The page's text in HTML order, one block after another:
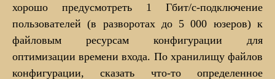
хорошо предусмотреть 1 Гбит/с-подключение
пользователей (в разворотах до 5 000 юзеров) к
файловым ресурсам конфигурации для
оптимизации времени входа. По хранилищу файлов
конфигурации, сказать что-то определенное